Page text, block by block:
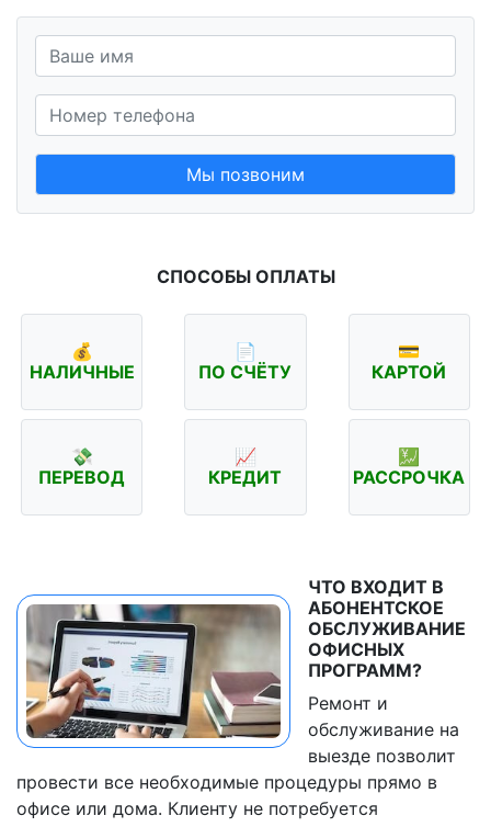
Мы позвоним
СПОСОБЫ ОПЛАТЫ
💰
НАЛИЧНЫЕ
📄
ПО СЧЁТУ
💳
КАРТОЙ
💸
ПЕРЕВОД
📈
КРЕДИТ
💹
РАССРОЧКА
ЧТО ВХОДИТ В
АБОНЕНТСКОЕ
ОБСЛУЖИВАНИЕ
ОФИСНЫХ
ПРОГРАММ?
Ремонт и
обслуживание на
выезде позволит
провести все необходимые процедуры прямо в
офисе или дома. Клиенту не потребуется